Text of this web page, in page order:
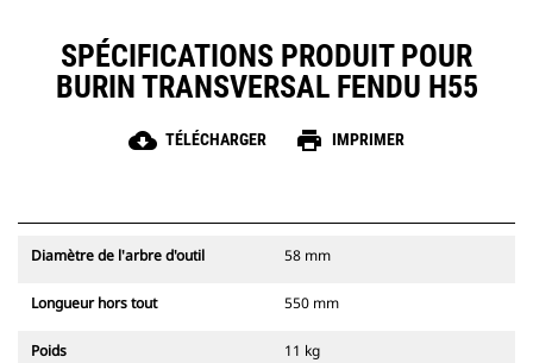
SPÉCIFICATIONS PRODUIT POUR
BURIN TRANSVERSAL FENDU H55
cloud_download TÉLÉCHARGER print IMPRIMER
Diamètre de l'arbre d'outil 58 mm
Longueur hors tout 550 mm
Poids 11 kg